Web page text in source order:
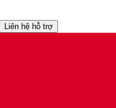
Liên hệ hỗ trợ